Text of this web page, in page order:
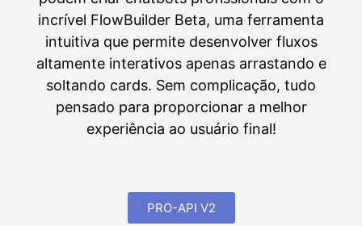
incrível FlowBuilder Beta, uma ferramenta
intuitiva que permite desenvolver fluxos
altamente interativos apenas arrastando e
soltando cards. Sem complicação, tudo
pensado para proporcionar a melhor
experiência ao usuário final!
PRO-API V2